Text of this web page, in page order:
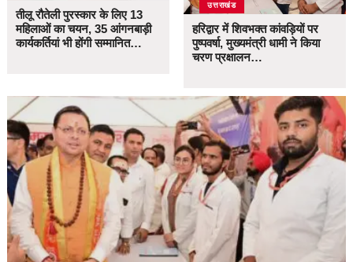
तीलू रौतेली पुरस्कार के लिए 13
महिलाओं का चयन, 35 आंगनबाड़ी
कार्यकर्तियां भी होंगी सम्मानित…
उत्तराखंड
हरिद्वार में शिवभक्त कांवड़ियों पर
पुष्पवर्षा, मुख्यमंत्री धामी ने किया
चरण प्रक्षालन…